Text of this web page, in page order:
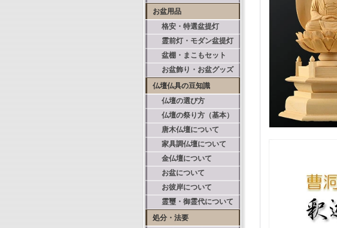
お盆用品
格安・特選盆提灯
霊前灯・モダン盆提灯
盆棚・まこもセット
お盆飾り・お盆グッズ
仏壇仏具の豆知識
仏壇の選び方
仏壇の祭り方（基本）
唐木仏壇について
家具調仏壇について
金仏壇について
お盆について
お彼岸について
霊璽・御霊代について
処分・法要